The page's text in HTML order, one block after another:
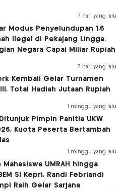
7 hari yang lalu
Modus Penyelundupan 1,6
Ilegal di Pekajang Lingga,
Negara Capai Miliar Rupiah
7 hari yang lalu
Kembali Gelar Turnamen
Total Hadiah Jutaan Rupiah
1 minggu yang lalu
Pimpin Panitia UKW
Kuota Peserta Bertambah
1 minggu yang lalu
Mahasiswa UMRAH hingga
SI Kepri, Randi Febriandi
Raih Gelar Sarjana